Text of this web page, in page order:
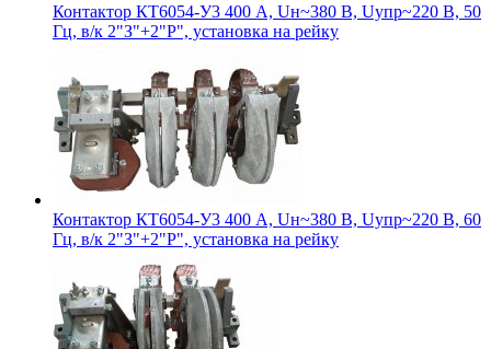
Контактор КТ6054-У3 400 А, Uн~380 В, Uупр~220 В, 50
Гц, в/к 2"З"+2"Р", установка на рейку
Контактор КТ6054-У3 400 А, Uн~380 В, Uупр~220 В, 60
Гц, в/к 2"З"+2"Р", установка на рейку